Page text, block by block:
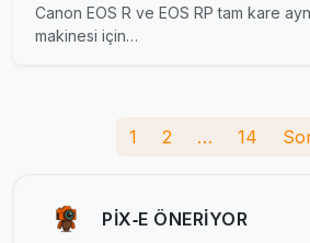
Canon EOS R ve EOS RP tam kare
makinesi için…
1 2 … 14
PIX‑E ÖNERIYOR